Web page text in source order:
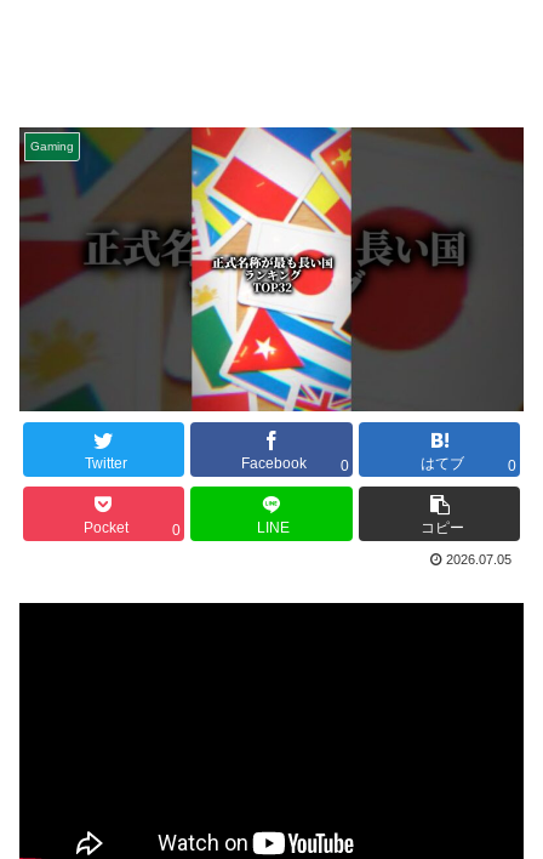
Gaming
Twitter Facebook 0 はてブ 0
Pocket 0 LINE コピー
2026.07.05